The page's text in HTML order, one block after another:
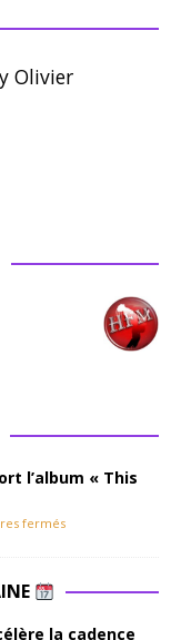
Olivier
l’album « This
fermés
la cadence